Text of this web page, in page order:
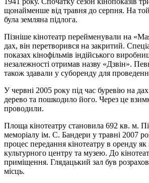
щонайменше від травня до серпня. На той
була земляна підлога.
Пізніше кінотеатр перейменували на
дах, він перетворився на закритий.
показах кінофільмів індійського
незалежності отримав назву «Дзвін».
також здавали у суборенду для
У червні 2005 року під час буревію на
дерево та пошкодило його. Через це
проводили.
Площа кінотеатру становила 692 кв. м.
меморіалу ім. С. Бандери у травні 2007
процес передання кінотеатру в оренду
культурного центру та музею. До
приміщення. Глядацький зал був
місць.